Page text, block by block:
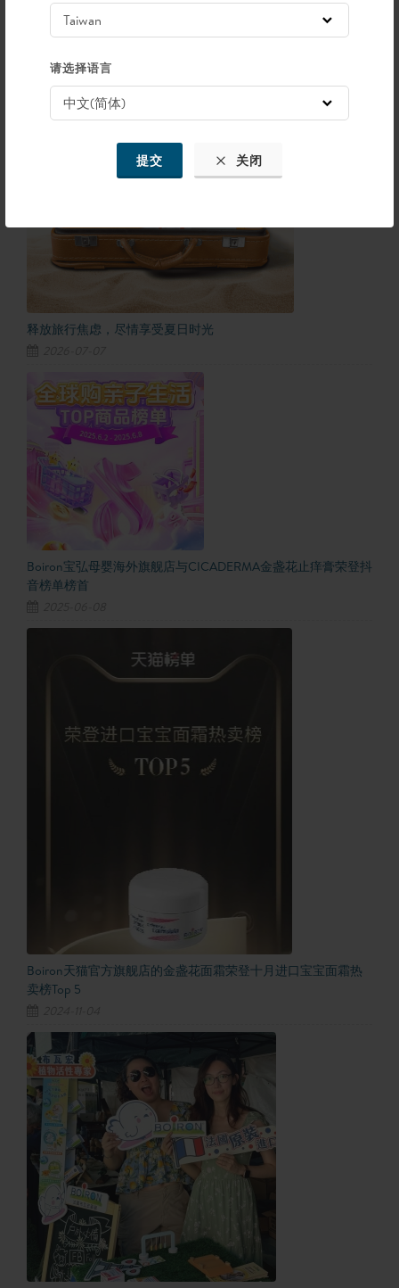
请选择语言
提交 关闭
最新的文章
释放旅行焦虑，尽情享受夏日时光
Boiron宝弘母婴海外旗舰店与CICADERMA金盏花止痒膏荣登抖
音榜单榜首
Boiron天猫官方旗舰店的金盏花面霜荣登十月进口宝宝面霜热
卖榜Top 5